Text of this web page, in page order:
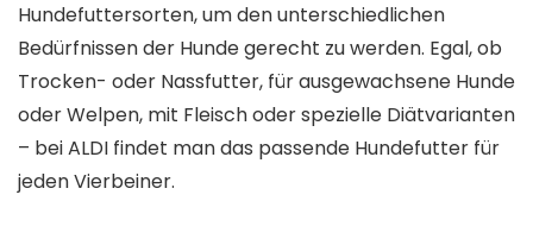
Hundefuttersorten, um den unterschiedlichen
Bedürfnissen der Hunde gerecht zu werden. Egal, ob
Trocken- oder Nassfutter, für ausgewachsene Hunde
oder Welpen, mit Fleisch oder spezielle Diätvarianten
– bei ALDI findet man das passende Hundefutter für
jeden Vierbeiner.